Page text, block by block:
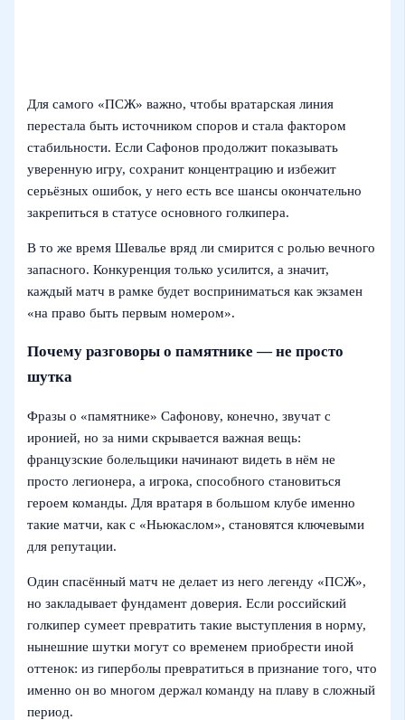
Для самого «ПСЖ» важно, чтобы вратарская линия
перестала быть источником споров и стала фактором
стабильности. Если Сафонов продолжит показывать
уверенную игру, сохранит концентрацию и избежит
серьёзных ошибок, у него есть все шансы окончательно
закрепиться в статусе основного голкипера.
В то же время Шевалье вряд ли смирится с ролью вечного
запасного. Конкуренция только усилится, а значит,
каждый матч в рамке будет восприниматься как экзамен
«на право быть первым номером».
Почему разговоры о памятнике — не просто
шутка
Фразы о «памятнике» Сафонову, конечно, звучат с
иронией, но за ними скрывается важная вещь:
французские болельщики начинают видеть в нём не
просто легионера, а игрока, способного становиться
героем команды. Для вратаря в большом клубе именно
такие матчи, как с «Ньюкаслом», становятся ключевыми
для репутации.
Один спасённый матч не делает из него легенду «ПСЖ»,
но закладывает фундамент доверия. Если российский
голкипер сумеет превратить такие выступления в норму,
нынешние шутки могут со временем приобрести иной
оттенок: из гиперболы превратиться в признание того, что
именно он во многом держал команду на плаву в сложный
период.